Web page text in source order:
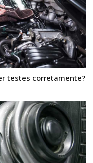
testes corretamente?